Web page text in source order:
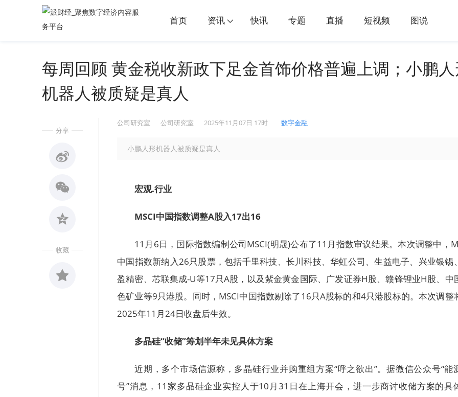
首页 资讯 快讯 专题 直播 短视频 图说
每周回顾 黄金税收新政下足金首饰价格普遍上调；小鹏
机器人被质疑是真人
分享
收藏
公司研究室 公司研究室 2025年11月07日 17时 数字金融
小鹏人形机器人被质疑是真人
宏观.行业
MSCI中国指数调整A股入17出16
11月6日，国际指数编制公司MSCI(明晟)公布了11月指数审议结果。本次调整中，
中国指数新纳入26只股票，包括千里科技、长川科技、华虹公司、生益电子、兴业银锡
盈精密、芯联集成-U等17只A股，以及紫金黄金国际、广发证券H股、赣锋锂业H股、中
色矿业等9只港股。同时，MSCI中国指数剔除了16只A股标的和4只港股标的。本次调整
2025年11月24日收盘后生效。
多晶硅“收储”筹划半年未见具体方案
近期，多个市场信源称，多晶硅行业并购重组方案“呼之欲出”。据微信公众号“能
号”消息，11家多晶硅企业实控人于10月31日在上海开会，进一步商讨收储方案的具